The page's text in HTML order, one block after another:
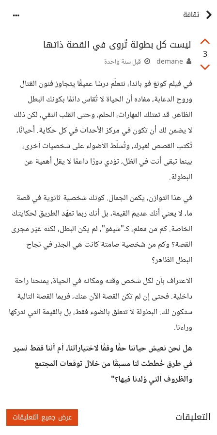
ثقافة
3
ليست كل بطولة تُروى في القصة ذاتها
قبل سنة واحدة
في فيلم كونغ فو باندا، نتعلّم درسًا عميقًا يتجاوز فنون القتال
وروح الدعابة، مفاده أن الحياة لا تُقاس دائمًا بكونك البطل
الظاهر. قد تمتلك المهارات، الحلم، وحتى القلب النقي، لكن ذلك
لا يضمن لك أن تكون في مركز الأحداث في كل حكاية. أحيانًا،
تُكتب القصص لغيرك، وتُسلّط الأضواء على شخصيات أخرى،
بينما تبقى أنت في الظل، تؤدي دورًا داعمًا لا يقل أهمية عن
البطولة.
في هذا التوازن، يكمن الجمال. كونك شخصية ثانوية في قصة
ما، لا يعني أنك عديم القيمة، بل أنك ربما تمهّد الطريق لحكايتك
الخاصة. كم من معلم، كـ"شيفو"، لم يكن البطل، لكنه غيّر مجرى
القصة؟ وكم من شخصية صامتة كانت هي الجذر في نجاح
البطل الظاهر؟
الاعتراف بأن لكل شخص وقته ومكانه في الحياة، يمنحنا راحة
داخلية. فحتى إن لم تكن القصة الآن عنك، فربما القصة التالية
ستكون لك. البطولة لا تتعلق بالضوء فقط، بل بالقيمة التي نتركها
وراءنا.
هل نحن نعيش حياتنا حقًا وفقًا لاختياراتنا، أم أننا فقط نسير
في طرق خُططت لنا مسبقًا من خلال توقعات المجتمع
والظروف التي وُلدنا فيها؟"
التعليقات عرض جميع التعليقات